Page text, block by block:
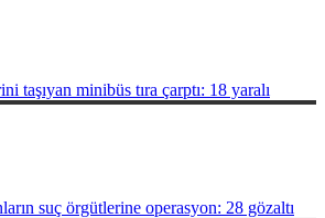
taşıyan minibüs tıra çarptı: 18 yaralı
suç örgütlerine operasyon: 28 gözaltı